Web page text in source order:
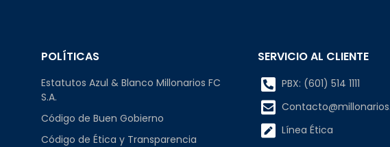
POLÍTICAS
Estatutos Azul & Blanco Millonarios FC
S.A.
Código de Buen Gobierno
Código de Ética y Transparencia
SERVICIO AL CLIENTE
PBX: (601) 514 1111
Línea Ética